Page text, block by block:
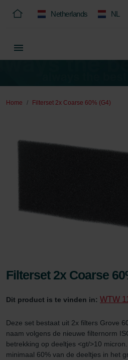
Netherlands NL
Home Filterset 2x Coarse 60% (G4)
Filterset 2x Coarse
Dit product is te vinden in: WTW 11
Deze set bestaat uit 2x filters Grove
naam volgens de nieuwe filternorm
betrekking op deeltjes <gt/>10
minimaal 60% van de deeltjes in het